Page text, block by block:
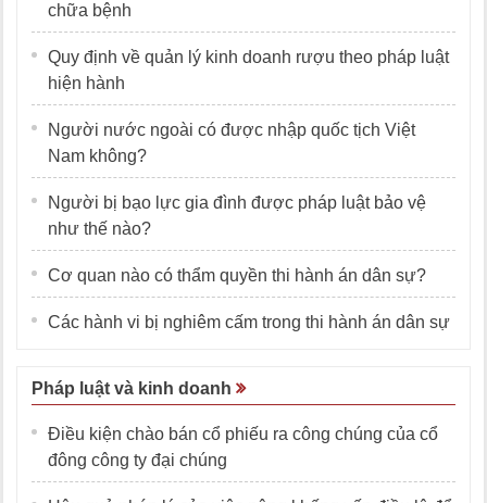
chữa bệnh
Quy định về quản lý kinh doanh rượu theo pháp luật
hiện hành
Người nước ngoài có được nhập quốc tịch Việt
Nam không?
Người bị bạo lực gia đình được pháp luật bảo vệ
như thế nào?
Cơ quan nào có thẩm quyền thi hành án dân sự?
Các hành vi bị nghiêm cấm trong thi hành án dân sự
Pháp luật và kinh doanh
Điều kiện chào bán cổ phiếu ra công chúng của cổ
đông công ty đại chúng